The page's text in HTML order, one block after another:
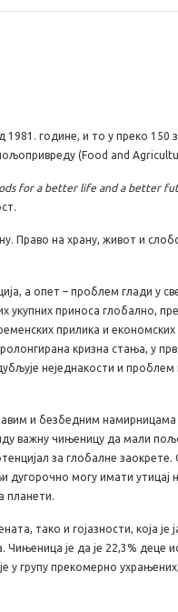
1981. године, и то у преко
(Food and
for a better life and a better
Право на храну, живот и
а опет – проблем глади у
укупних приноса глобално,
прилика и
кризна стања, у
неједнакости и
и безбедним намирницама
важну чињеницу да мали
за глобалне заокрете.
могу имати утицај
планети.
тако и гојазности, која
је да је 22,3% деце
у групу прекомерно